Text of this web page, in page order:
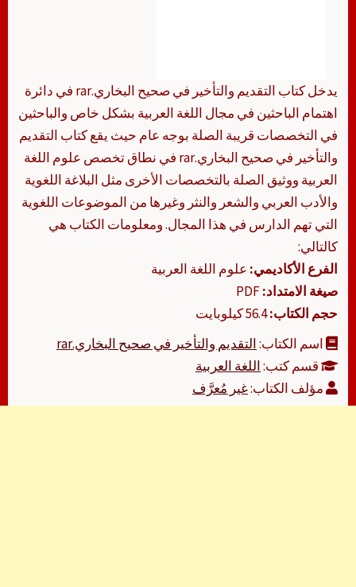
يدخل كتاب التقديم والتأخير في صحيح البخاري.rar في دائرة
اهتمام الباحثين في مجال اللغة العربية بشكل خاص والباحثين
في التخصصات قريبة الصلة بوجه عام حيث يقع كتاب التقديم
والتأخير في صحيح البخاري.rar في نطاق تخصص علوم اللغة
العربية ووثيق الصلة بالتخصصات الأخرى مثل البلاغة اللغوية
والأدب العربي والشعر والنثر وغيرها من الموضوعات اللغوية
التي تهم الدارس في هذا المجال. ومعلومات الكتاب هي
كالتالي:
الفرع الأكاديمي: علوم اللغة العربية
صيغة الامتداد:
حجم الكتاب:56.4 كيلوبايت
اسم الكتاب:التقديم والتأخير في صحيح البخاري.rar
قسم كتب:اللغة العربية
مؤلف الكتاب:غير مُعرَّف